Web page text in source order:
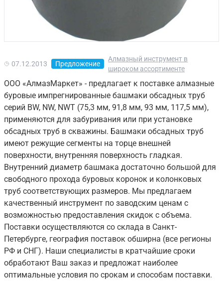
07.12.2013 Предложение
Алмазный инструмент в
широком ассортименте
ООО «АлмазМаркет» - предлагает к поставке алмазные
буровые импрегнированные башмаки обсадных труб
серий BW, NW, NWT (75,3 мм, 91,8 мм, 93 мм, 117,5 мм),
применяются для забуривания или при установке
обсадных труб в скважины. Башмаки обсадных труб
имеют режущие сегменты на торце внешней
поверхности, внутренняя поверхность гладкая.
Внутренний диаметр башмака достаточно большой для
свободного прохода буровых коронок и колонковых
труб соответствующих размеров. Мы предлагаем
качественный инструмент по заводским ценам с
возможностью предоставления скидок с объема.
Поставки осуществляются со склада в Санкт-
Петербурге, география поставок обширна (все регионы
РФ и СНГ). Наши специалисты в кратчайшие сроки
обработают Ваш заказ и предложат наиболее
оптимальные условия по срокам и способам поставки.